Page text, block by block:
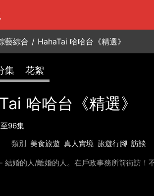
藝綜合 / HahaTai 哈哈台《精選》
集 花絮
哈哈台《精選》
96集
類別 美食旅遊 真人實境 旅遊行腳 訪談
結婚的人/離婚的人。在戶政事務所前街訪！